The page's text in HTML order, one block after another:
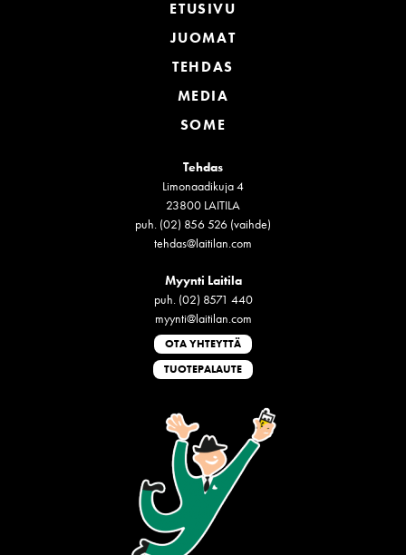
ETUSIVU
JUOMAT
TEHDAS
MEDIA
SOME
Tehdas
Limonaadikuja 4
23800 LAITILA
puh. (02) 856 526 (vaihde)
tehdas@laitilan.com
Myynti Laitila
puh. (02) 8571 440
myynti@laitilan.com
OTA YHTEYTTÄ
TUOTEPALAUTE